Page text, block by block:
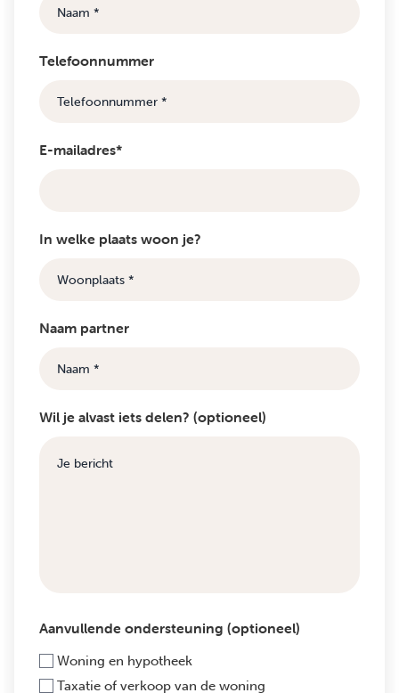
Telefoonnummer
E-mailadres*
In welke plaats woon je?
Naam partner
Wil je alvast iets delen? (optioneel)
Aanvullende ondersteuning (optioneel)
Woning en hypotheek
Taxatie of verkoop van de woning